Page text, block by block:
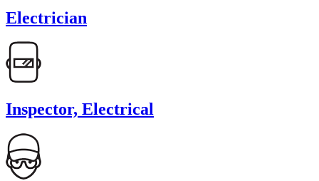
Electrician
Inspector, Electrical